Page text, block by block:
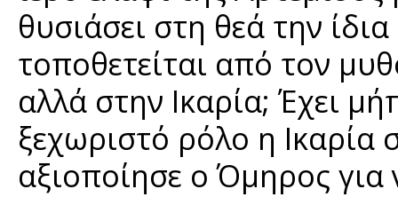
θυσιάσει στη θεά την
τοποθετείται από τον
αλλά στην Ικαρία; Έχει
ξεχωριστό ρόλο η
αξιοποίησε ο Όμηρος για